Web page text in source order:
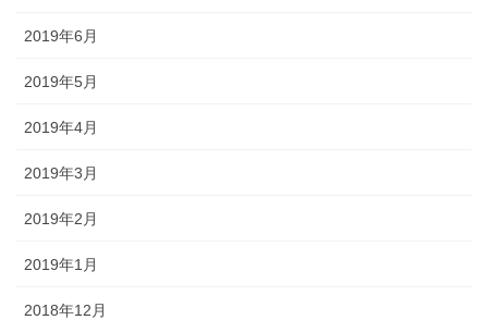
2019年6月
2019年5月
2019年4月
2019年3月
2019年2月
2019年1月
2018年12月